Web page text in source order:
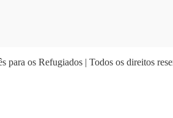
para os Refugiados | Todos os direitos